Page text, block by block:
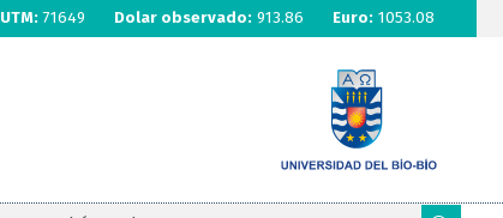
UTM: 71649 Dolar observado: 913.86 Euro: 1053.08